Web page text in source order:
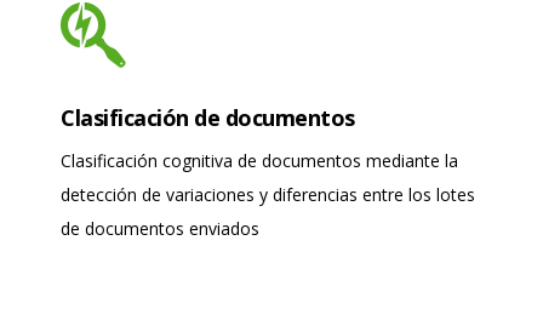
Clasificación de documentos
Clasificación cognitiva de documentos mediante la
detección de variaciones y diferencias entre los lotes
de documentos enviados